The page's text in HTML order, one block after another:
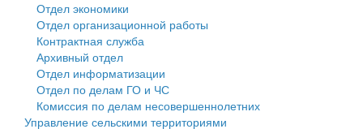
Образование
Здравоохранение
Социальная защита
Фотоальбом
Работа с обращениями граждан
Муниципальный контроль
Муниципальные услуги
Проекты административных регламентов
Имущественная поддержка субъектов малого и
среднего предпринимательства
Информационная поддержка субъектов малого и
среднего предпринимательства
Отдел экономики
Отдел организационной работы
Контрактная служба
Архивный отдел
Отдел информатизации
Отдел по делам ГО и ЧС
Комиссия по делам несовершеннолетних
Управление сельскими территориями